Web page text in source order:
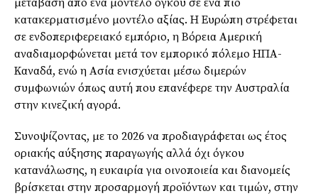
κατακερματισμένο μοντέλο αξίας. Η Ευρώπη στρέφεται
σε ενδοπεριφερειακό εμπόριο, η Βόρεια Αμερική
αναδιαμορφώνεται μετά τον εμπορικό πόλεμο ΗΠΑ-
Καναδά, ενώ η Ασία ενισχύεται μέσω διμερών
συμφωνιών όπως αυτή που επανέφερε την Αυστραλία
στην κινεζική αγορά.
Συνοψίζοντας, με το 2026 να προδιαγράφεται ως έτος
οριακής αύξησης παραγωγής αλλά όχι όγκου
κατανάλωσης, η ευκαιρία για οινοποιεία και διανομείς
βρίσκεται στην προσαρμογή προϊόντων και τιμών, στην